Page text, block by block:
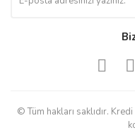
© Tüm hakları saklıdır.